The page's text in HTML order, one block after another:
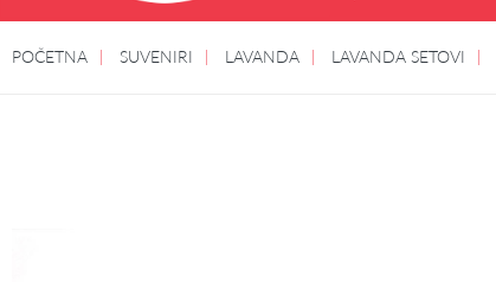
POČETNA SUVENIRI LAVANDA LAVANDA SETOVI